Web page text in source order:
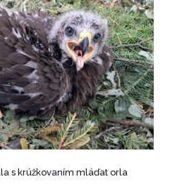
s krúžkovaním mláďat orla